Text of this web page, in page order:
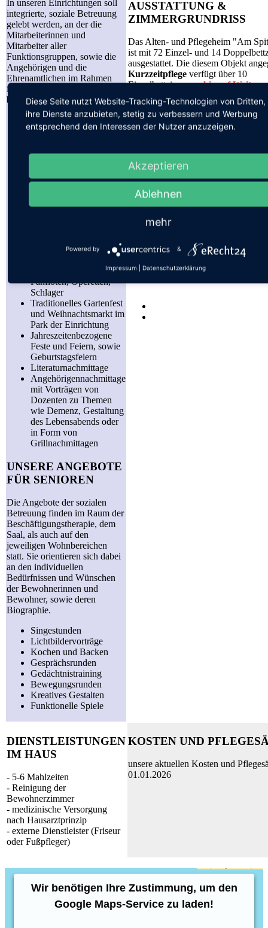
In unseren Einrichtungen soll
integrierte, soziale Betreuung
gelebt werden, an der die
Mitarbeiterinnen und
Mitarbeiter aller
Funktionsgruppen, sowie die
Angehörigen und die
Ehrenamtlichen im Rahmen
ihres freiwilligen Engagements,
beteiligt sind.
Evangelischer
Gottesdienst 1x
Posaunenchorkonzerte
Gesprächskreise,
Kooperation mit Kita
Panflöten, Operetten,
Schlager
Traditionelles Gartenfest
und Weihnachtsmarkt im
Park der Einrichtung
Jahreszeitenbezogene
Feste und Feiern, sowie
Geburtstagsfeiern
Literaturnachmittage
Angehörigennachmittage
mit Vorträgen von
Dozenten zu Themen
wie Demenz, Gestaltung
des Lebensabends oder
in Form von
Grillnachmittagen
UNSERE ANGEBOTE
FÜR SENIOREN
Die Angebote der sozialen
Betreuung finden im Raum der
Beschäftigungstherapie, dem
Saal, als auch auf den
jeweiligen Wohnbereichen
statt. Sie orientieren sich dabei
an den individuellen
Bedürfnissen und Wünschen
der Bewohnerinnen und
Bewohner, sowie deren
Biographie.
Singestunden
Lichtbildervorträge
Kochen und Backen
Gesprächsrunden
Gedächtnistraining
Bewegungsrunden
Kreatives Gestalten
Funktionelle Spiele
AUSSTATTUNG &
ZIMMERGRUNDRISS
Das Alten- und Pflegeheim "Am
ist mit 72 Einzel- und 14
ausgestattet. Die diesem Objekt
Kurzzeitpflege verfügt über 10
Einzelbettzimmer.- bis auf
Kurzzeitpflege geschlossen -
Es stehen je zwei Einzelbettzimmer
Sanitärzelle mit Toilette,
Wohnbereich gehört außerdem ein
ausgestattetes Pflegebad.
Die Einrichtung aller Zimmer
aus Pflegebett, Nachtschrank, Regal,
Stühlen, einer davon mit Armlehne.
Möglichkeit (wenn auch nur in
Umfang) auch privates Mobiliar
DIENSTLEISTUNGEN
IM HAUS
- 5-6 Mahlzeiten
- Reinigung der
Bewohnerzimmer
- medizinische Versorgung
nach Hausarztprinzip
- externe Dienstleister (Friseur
oder Fußpfleger)
KOSTEN UND
unsere aktuellen Kosten und
01.01.2026
Wir benötigen Ihre Zustimmung, um den
Google Maps-Service zu laden!
Diese Seite nutzt Website-Tracking-Technologien von Dritten,
ihre Dienste anzubieten, stetig zu verbessern und Werbung
entsprechend den Interessen der Nutzer anzuzeigen.
Akzeptieren
Ablehnen
mehr
Powered by &
Impressum | Datenschutzerklärung